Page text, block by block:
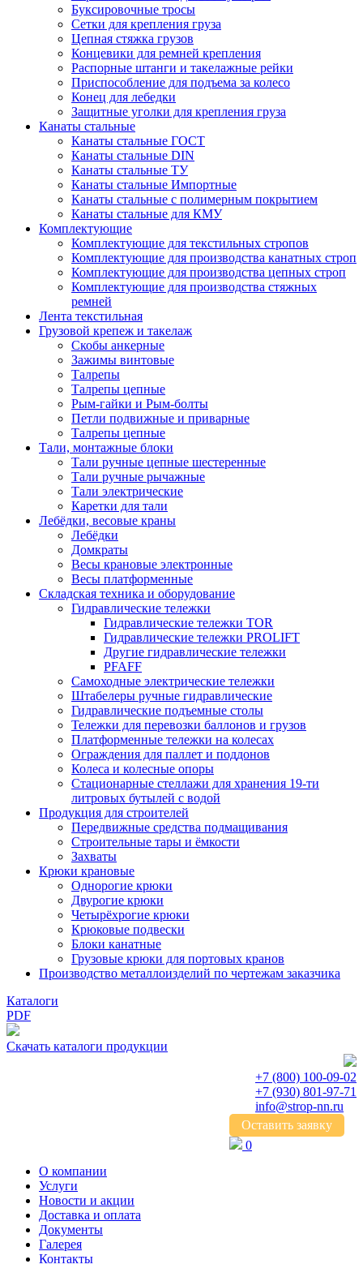
Буксировочные тросы
Сетки для крепления груза
Цепная стяжка грузов
Концевики для ремней крепления
Распорные штанги и такелажные рейки
Приспособление для подъема за колесо
Конец для лебедки
Защитные уголки для крепления груза
Канаты стальные
Канаты стальные ГОСТ
Канаты стальные DIN
Канаты стальные ТУ
Канаты стальные Импортные
Канаты стальные с полимерным покрытием
Канаты стальные для КМУ
Комплектующие
Комплектующие для текстильных стропов
Комплектующие для производства канатных строп
Комплектующие для производства цепных строп
Комплектующие для производства стяжных
ремней
Лента текстильная
Грузовой крепеж и такелаж
Скобы анкерные
Зажимы винтовые
Талрепы
Талрепы цепные
Рым-гайки и Рым-болты
Петли подвижные и приварные
Талрепы цепные
Тали, монтажные блоки
Тали ручные цепные шестеренные
Тали ручные рычажные
Тали электрические
Каретки для тали
Лебёдки, весовые краны
Лебёдки
Домкраты
Весы крановые электронные
Весы платформенные
Складская техника и оборудование
Гидравлические тележки
Гидравлические тележки TOR
Гидравлические тележки PROLIFT
Другие гидравлические тележки
PFAFF
Самоходные электрические тележки
Штабелеры ручные гидравлические
Гидравлические подъемные столы
Тележки для перевозки баллонов и грузов
Платформенные тележки на колесах
Ограждения для паллет и поддонов
Колеса и колесные опоры
Стационарные стеллажи для хранения 19-ти
литровых бутылей с водой
Продукция для строителей
Передвижные средства подмащивания
Строительные тары и ёмкости
Захваты
Крюки крановые
Однорогие крюки
Двурогие крюки
Четырёхрогие крюки
Крюковые подвески
Блоки канатные
Грузовые крюки для портовых кранов
Производство металлоизделий по чертежам заказчика
Каталоги
PDF
Скачать каталоги продукции
+7 (800) 100-09-02
+7 (930) 801-97-71
info@strop-nn.ru
Оставить заявку
0
О компании
Услуги
Новости и акции
Доставка и оплата
Документы
Галерея
Контакты